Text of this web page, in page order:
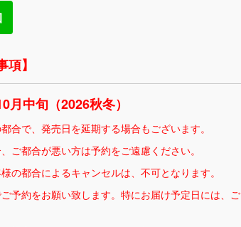
項】
月中旬（2026秋冬）
合で、発売日を延期する場合もございます。
ご都合が悪い方は予約をご遠慮ください。
の都合によるキャンセルは、不可となります。
予約をお願い致します。特にお届け予定日には、ご